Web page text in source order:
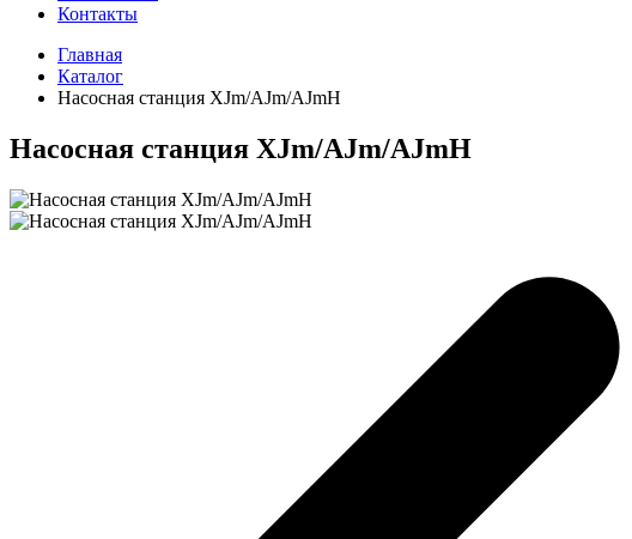
Контакты
Главная
Каталог
Насосная станция XJm/AJm/AJmH
Насосная станция XJm/AJm/AJmH